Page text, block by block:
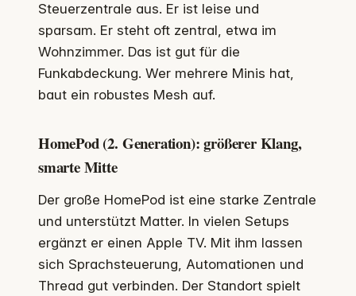
Steuerzentrale aus. Er ist leise und
sparsam. Er steht oft zentral, etwa im
Wohnzimmer. Das ist gut für die
Funkabdeckung. Wer mehrere Minis hat,
baut ein robustes Mesh auf.
HomePod (2. Generation): größerer Klang,
smarte Mitte
Der große HomePod ist eine starke Zentrale
und unterstützt Matter. In vielen Setups
ergänzt er einen Apple TV. Mit ihm lassen
sich Sprachsteuerung, Automationen und
Thread gut verbinden. Der Standort spielt